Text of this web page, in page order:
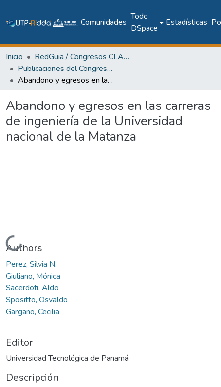
Comunidades
Todo
DSpace
Estadísticas
Inicio
RedGuia / Congresos CLABES
Publicaciones del Congreso Internacional CLABES
Abandono y egresos en las carreras de ingeniería de la Universidad nacional de la Matanza
Abandono y egresos en las carreras
de ingeniería de la Universidad
nacional de la Matanza
Cargando...
Authors
Perez, Silvia N.
Giuliano, Mónica
Sacerdoti, Aldo
Spositto, Osvaldo
Gargano, Cecilia
Editor
Universidad Tecnológica de Panamá
Descripción